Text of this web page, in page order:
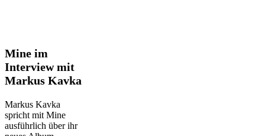
Mine
im
Interview
mit
Kavka
Mine im
Interview mit
Markus Kavka
Markus Kavka
spricht mit Mine
ausführlich über ihr